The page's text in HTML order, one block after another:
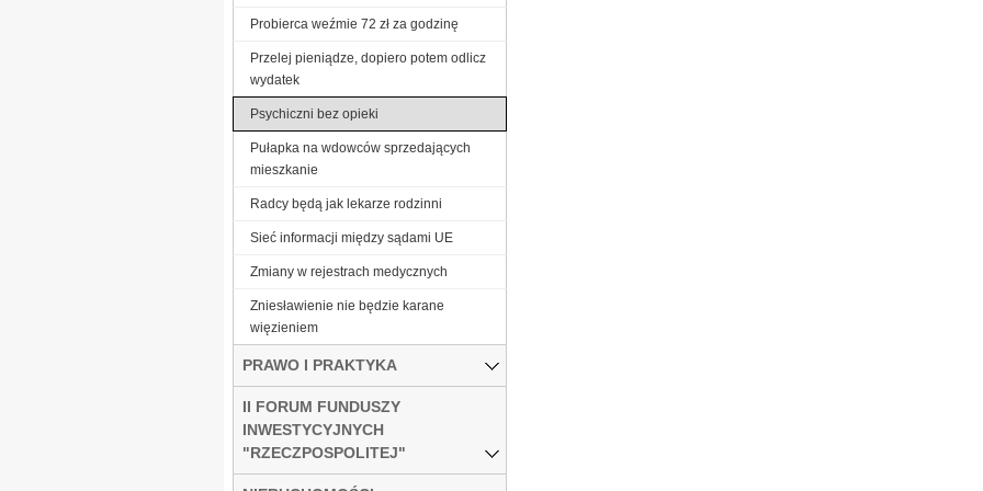
Probierca weźmie 72 zł za godzinę
Przelej pieniądze, dopiero potem odlicz
wydatek
Psychiczni bez opieki
Pułapka na wdowców sprzedających
mieszkanie
Radcy będą jak lekarze rodzinni
Sieć informacji między sądami UE
Zmiany w rejestrach medycznych
Zniesławienie nie będzie karane
więzieniem
PRAWO I PRAKTYKA
II FORUM FUNDUSZY
INWESTYCYJNYCH
"RZECZPOSPOLITEJ"